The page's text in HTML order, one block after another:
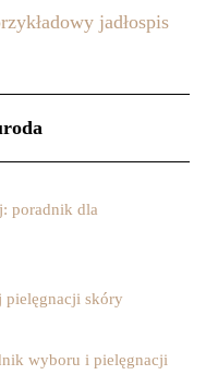
jadłospis
poradnik dla
pielęgnacji skóry
wyboru i pielęgnacji